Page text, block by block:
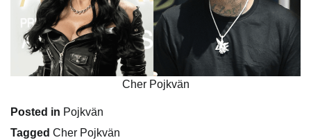
Cher Pojkvän
Posted in Pojkvän
Tagged Cher Pojkvän